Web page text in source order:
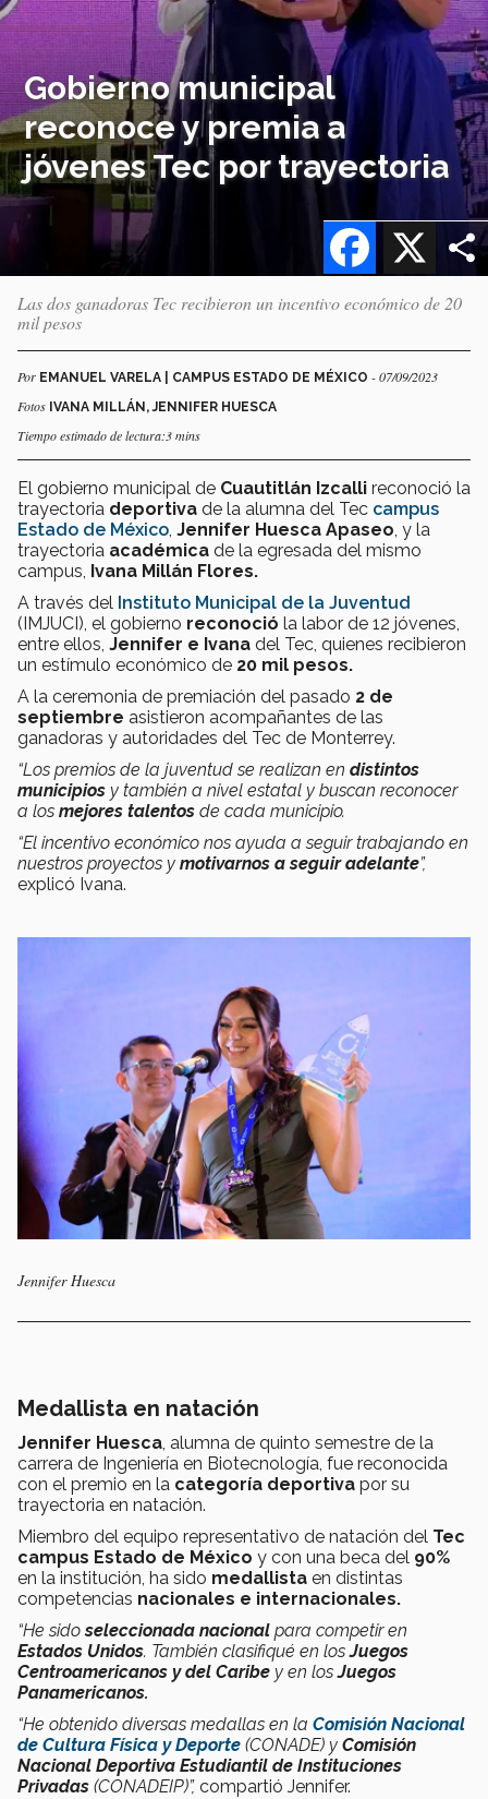
Gobierno municipal
reconoce y premia a
jóvenes Tec por trayectoria
X
Facebook
Las dos ganadoras Tec recibieron un incentivo económico de 20
mil pesos
Por EMANUEL VARELA | CAMPUS ESTADO DE MÉXICO - 07/09/2023
Fotos IVANA MILLÁN, JENNIFER HUESCA
Tiempo estimado de lectura:3 mins
El gobierno municipal de Cuautitlán Izcalli reconoció la
trayectoria deportiva de la alumna del Tec campus
Estado de México Jennifer Huesca Apaseo , y la
trayectoria académica de la egresada del mismo
campus, Ivana Millán Flores.
A través del Instituto Municipal de la Juventud
(IMJUCI), el gobierno reconoció la labor de 12 jóvenes,
entre ellos, Jennifer e Ivana del Tec, quienes recibieron
un estímulo económico de 20 mil pesos.
A la ceremonia de premiación del pasado 2 de
septiembre asistieron acompañantes de las
ganadoras y autoridades del Tec de Monterrey.
“Los premios de la juventud se realizan en distintos
municipios y también a nivel estatal y buscan reconocer
a los mejores talentos de cada municipio.
“El incentivo económico nos ayuda a seguir trabajando en
nuestros proyectos y motivarnos a seguir adelante”,
explicó Ivana.
Jennifer Huesca
Medallista en natación
Jennifer Huesca, alumna de quinto semestre de la
carrera de Ingeniería en Biotecnología, fue reconocida
con el premio en la categoría deportiva por su
trayectoria en natación.
Miembro del equipo representativo de natación del Tec
campus Estado de México y con una beca del 90%
en la institución, ha sido medallista en distintas
competencias nacionales e internacionales.
“He sidoseleccionada nacional para competir en
Estados Unidos. También clasifiqué en losJuegos
Centroamericanos y del Caribe y en losJuegos
Panamericanos.
“He obtenido diversas medallas en la Comisión Nacional
de Cultura Física y Deporte (CONADE) y Comisión
Nacional Deportiva Estudiantil de Instituciones
Privadas (CONADEIP)”, compartió Jennifer.